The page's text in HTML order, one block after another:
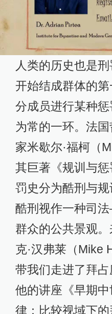
人类的历史也是
开始结成群体的
分成员进行某种
为常的一环。法
家米歇尔·福柯（
其巨著《规训与
罚史分为酷刑与
酷刑视作一种司
群众的公共景观
克·汉弗莱（Mike
带我们走进了拜占
他的讲座《早期
律：比较视域下